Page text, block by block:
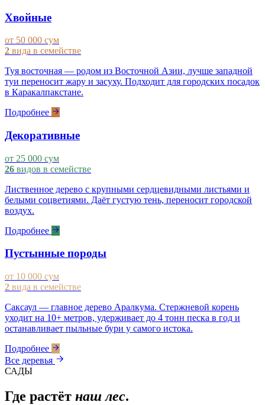
Хвойные
от 50 000 сум
2 вида в семействе
Туя восточная — родом из Восточной Азии, лучше западной
туи переносит жару и засуху. Подходит для городских посадок
в Каракалпакстане.
Подробнее
Декоративные
от 25 000 сум
26 видов в семействе
Лиственное дерево с крупными сердцевидными листьями и
белыми соцветиями. Даёт густую тень, переносит городской
воздух.
Подробнее
Пустынные породы
от 10 000 сум
2 вида в семействе
Саксаул — главное дерево Аралкума. Стержневой корень
уходит на 10+ метров, удерживает до 4 тонн песка в год и
останавливает пыльные бури у самого истока.
Подробнее
Все деревья
САДЫ
Где растёт наш лес.